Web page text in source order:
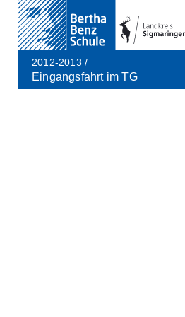
2012-2013 /
Eingangsfahrt im TG